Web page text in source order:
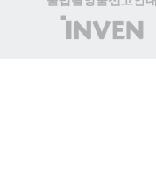
(주)
인